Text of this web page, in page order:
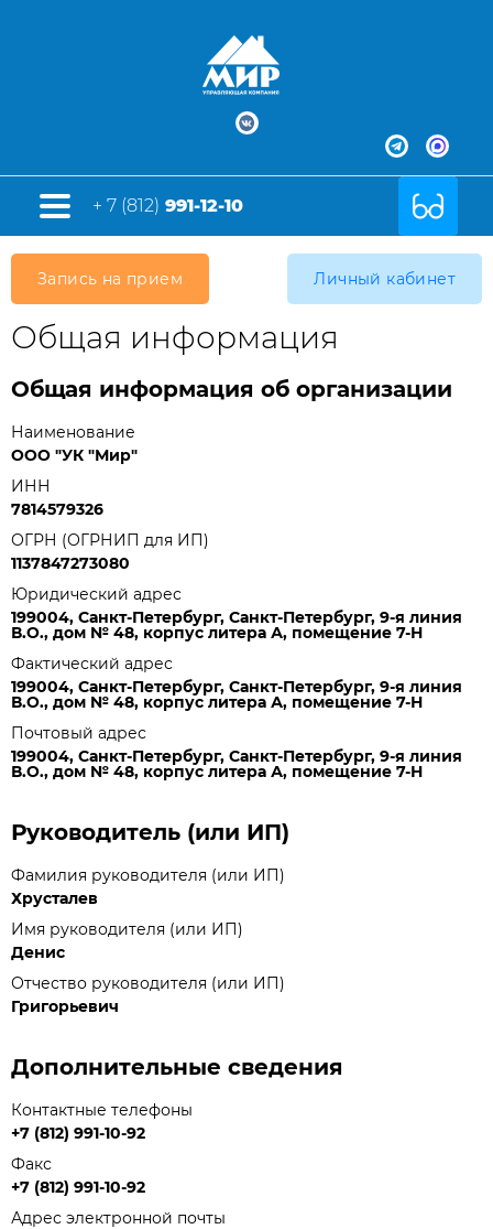
+ 7 (812) 991-12-10
Запись на прием Личный кабинет
Общая информация
Общая информация об организации
Наименование
ООО "УК "Мир"
ИНН
7814579326
ОГРН (ОГРНИП для ИП)
1137847273080
Юридический адрес
199004, Санкт-Петербург, Санкт-Петербург, 9-я линия
В.О., дом № 48, корпус литера А, помещение 7-Н
Фактический адрес
199004, Санкт-Петербург, Санкт-Петербург, 9-я линия
В.О., дом № 48, корпус литера А, помещение 7-Н
Почтовый адрес
199004, Санкт-Петербург, Санкт-Петербург, 9-я линия
В.О., дом № 48, корпус литера А, помещение 7-Н
Руководитель (или ИП)
Фамилия руководителя (или ИП)
Хрусталев
Имя руководителя (или ИП)
Денис
Отчество руководителя (или ИП)
Григорьевич
Дополнительные сведения
Контактные телефоны
+7 (812) 991-10-92
Факс
+7 (812) 991-10-92
Адрес электронной почты